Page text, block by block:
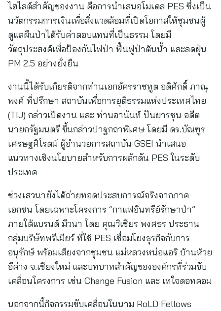
ไฮไลต์สำคัญของงาน คือการนำเสนอโมเดล PES ซึ่งเป็น
นวัตกรรมการเงินเพื่อสิ่งแวดล้อมที่เปิดโอกาสให้ชุมชนผู้
ดูแลผืนป่าได้รับค่าตอบแทนที่เป็นธรรม โดยมี
วัตถุประสงค์เพื่อป้องกันไฟป่า ฟื้นฟูป่าต้นน้ำ และลดฝุ่น
PM 2.5 อย่างยั่งยืน
งานนี้ได้รับเกียรติจากท่านเอกอัครราชทูต อดิศักดิ์ ภาณุ
พงศ์ ที่ปรึกษา สถาบันเพื่อการยุติธรรมแห่งประเทศไทย
(TIJ) กล่าวเปิดงาน และ ท่านอานันท์ ปันยารชุน อดีต
นายกรัฐมนตรี ขึ้นกล่าวปาฐกถาพิเศษ โดยมี ดร.บัณฑูร
เศรษฐศิโรตม์ ผู้อำนวยการสถาบัน GSEI นำเสนอ
แนวทางเชิงนโยบายสำหรับการผลักดัน PES ในระดับ
ประเทศ
ช่วงเสวนายังได้ถ่ายทอดประสบการณ์จริงจากภาค
เอกชน โดยเฉพาะโครงการ “กาแฟอินทรีย์รักษาป่า”
ภายใต้แบรนด์ มีวนา โดย คุณวิเชียร พงศธร ประธาน
กลุ่มบริษัทพรีเมียร์ ที่ใช้ PES เชื่อมโยงธุรกิจกับการ
อนุรักษ์ พร้อมเสียงจากชุมชน แม่หลวงหน่อแอริ บ้านห้วย
อีค่าง จ.เชียงใหม่ และบทบาทสำคัญขององค์กรที่ร่วมขับ
เคลื่อนโครงการ เช่น Change Fusion และ เทใจดอทคอม
นอกจากนี้กิจกรรมขับเคลื่อนในนาม RoLD Fellows